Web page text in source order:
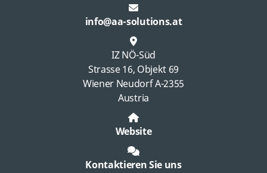
info@aa-solutions.at
IZ NÖ-Süd
Strasse 16, Objekt 69
Wiener Neudorf A-2355
Austria
Website
Kontaktieren Sie uns